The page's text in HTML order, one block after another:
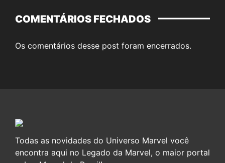
COMENTÁRIOS FECHADOS
Os comentários desse post foram encerrados.
Todas as novidades do Universo Marvel você
encontra aqui no Legado da Marvel, o maior portal